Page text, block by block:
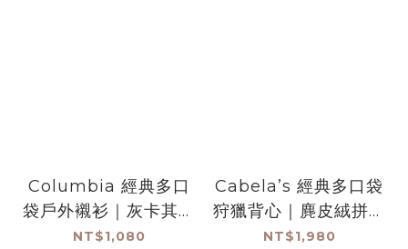
Columbia 經典多口
袋戶外襯衫｜灰卡其｜
斯里蘭卡製造
NT$1,080
Cabela’s 經典多口袋
狩獵背心｜麂皮絨拼接
款
NT$1,980